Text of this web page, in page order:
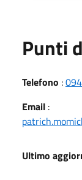
Punti
Telefono :
Email :
Ultimo